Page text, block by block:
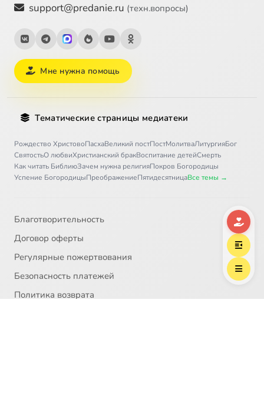
support@predanie.ru (техн.вопросы)
Мне нужна помощь
Тематические страницы медиатеки
Рождество ХристовоПасхаВеликий постПостМолитваЛитургияБог
СвятостьО любвиХристианский бракВоспитание детейСмерть
Как читать БиблиюЗачем нужна религияПокров Богородицы
Успение БогородицыПреображениеПятидесятницаВсе темы →
Благотворительность
Договор оферты
Регулярные пожертвования
Безопасность платежей
Политика возврата